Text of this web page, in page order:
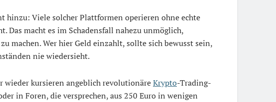
hinzu: Viele solcher Plattformen operieren ohne echte
Das macht es im Schadensfall nahezu unmöglich,
machen. Wer hier Geld einzahlt, sollte sich bewusst sein,
nie wiedersieht.
wieder kursieren angeblich revolutionäreKrypto-Trading-
in Foren, die versprechen, aus 250 Euro in wenigen